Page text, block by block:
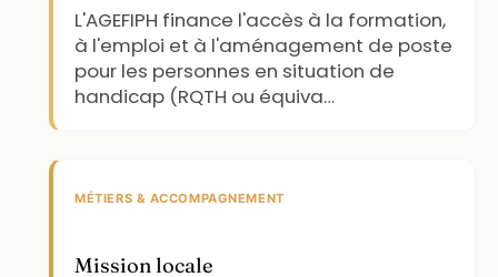
L'AGEFIPH finance l'accès à la formation,
à l'emploi et à l'aménagement de poste
pour les personnes en situation de
handicap (RQTH ou équiva…
MÉTIERS & ACCOMPAGNEMENT
Mission locale